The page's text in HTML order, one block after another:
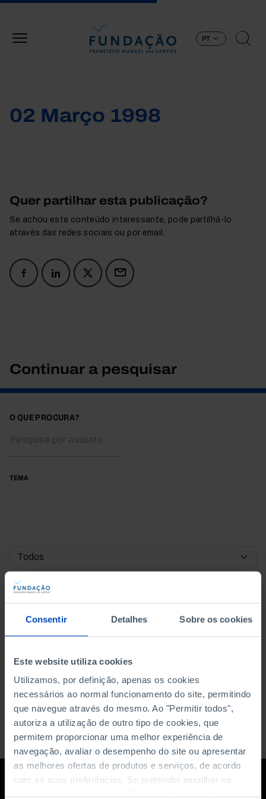
Consentir Detalhes Sobre os cookies
Este website utiliza cookies
Utilizamos, por definição, apenas os cookies
necessários ao normal funcionamento do site, permitindo
que navegue através do mesmo. Ao "Permitir todos",
autoriza a utilização de outro tipo de cookies, que
permitem proporcionar uma melhor experiência de
navegação, avaliar o desempenho do site ou apresentar
as melhores ofertas de produtos e serviços, de acordo
com as suas preferências. Se pretender escolher os
PT
02 Março 1998
Quer partilhar esta publicação?
Se achou este conteúdo interessante, pode partilhá-lo
através das redes sociais ou por email.
Continuar a pesquisar
O QUE PROCURA?
TEMA
DATA DE INÍCIO
DATA DE FIM